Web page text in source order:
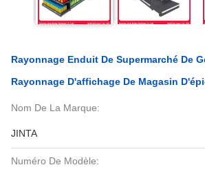
Rayonnage Enduit De Supermarché De
Rayonnage D'affichage De Magasin
Nom De La Marque:
JINTA
Numéro De Modèle: